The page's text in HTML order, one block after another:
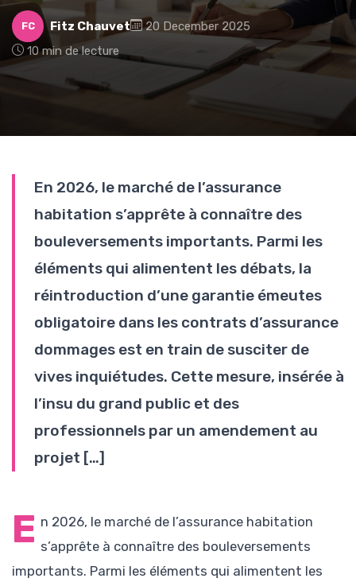
FC Fitz Chauvet
20 December 2025
10 min de lecture
En 2026, le marché de l’assurance
habitation s’apprête à connaître des
bouleversements importants. Parmi les
éléments qui alimentent les débats, la
réintroduction d’une garantie émeutes
obligatoire dans les contrats d’assurance
dommages est en train de susciter de
vives inquiétudes. Cette mesure, insérée à
l’insu du grand public et des
professionnels par un amendement au
projet […]
E n 2026, le marché de l’assurance habitation
s’apprête à connaître des bouleversements
importants. Parmi les éléments qui alimentent les